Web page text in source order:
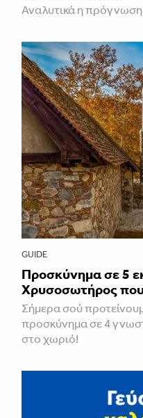
Αναλυτικά η πρόγνωση
GUIDE
Προσκύνημα σε 5
Χρυσοσωτήρος
Σήμερα σού
προσκύνημα σε 4
στο χωριό!